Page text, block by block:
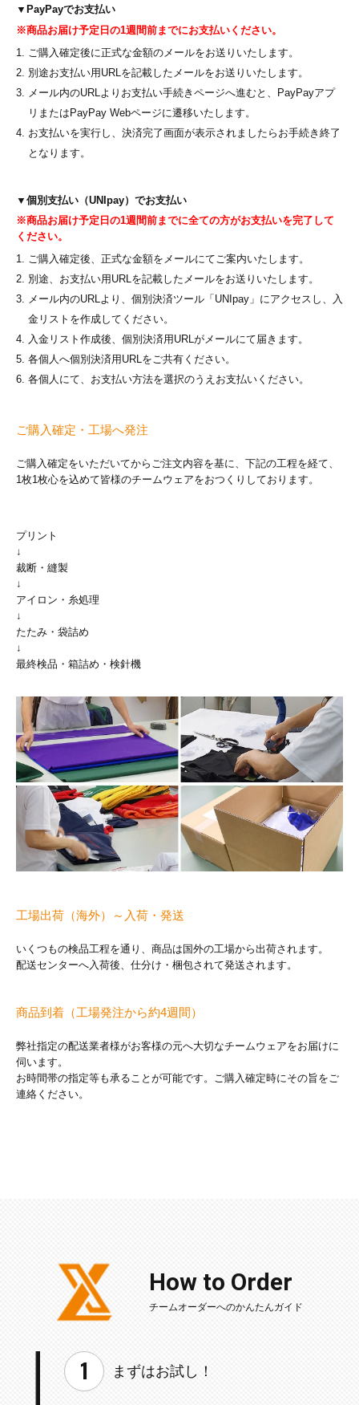
▼PayPayでお支払い
※商品お届け予定日の1週間前までにお支払いください。
ご購入確定後に正式な金額のメールをお送りいたします。
別途お支払い用URLを記載したメールをお送りいたします。
メール内のURLよりお支払い手続きページへ進むと、PayPayアプ
リまたはPayPay Webページに遷移いたします。
お支払いを実行し、決済完了画面が表示されましたらお手続き終了
となります。
▼個別支払い（UNIpay）でお支払い
※商品お届け予定日の1週間前までに全ての方がお支払いを完了して
ください。
ご購入確定後、正式な金額をメールにてご案内いたします。
別途、お支払い用URLを記載したメールをお送りいたします。
メール内のURLより、個別決済ツール「UNIpay」にアクセスし、入
金リストを作成してください。
入金リスト作成後、個別決済用URLがメールにて届きます。
各個人へ個別決済用URLをご共有ください。
各個人にて、お支払い方法を選択のうえお支払いください。
ご購入確定・工場へ発注
ご購入確定をいただいてからご注文内容を基に、下記の工程を経て、
1枚1枚心を込めて皆様のチームウェアをおつくりしております。
プリント
↓
裁断・縫製
↓
アイロン・糸処理
↓
たたみ・袋詰め
↓
最終検品・箱詰め・検針機
工場出荷（海外）～入荷・発送
いくつもの検品工程を通り、商品は国外の工場から出荷されます。
配送センターへ入荷後、仕分け・梱包されて発送されます。
商品到着（工場発注から約4週間）
弊社指定の配送業者様がお客様の元へ大切なチームウェアをお届けに
伺います。
お時間帯の指定等も承ることが可能です。ご購入確定時にその旨をご
連絡ください。
How to Order
チームオーダーへのかんたんガイド
まずはお試し！